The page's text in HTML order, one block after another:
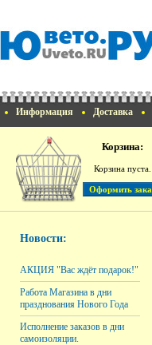
Информация Доставка
Корзина:
Корзина пуста.
Новости:
АКЦИЯ "Вас ждёт подарок!"
Работа Магазина в дни
празднования Нового Года
Исполнение заказов в дни
самоизоляции.